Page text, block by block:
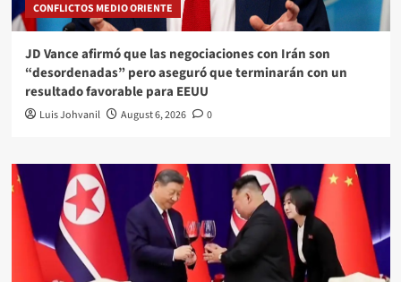
CONFLICTOS MEDIO ORIENTE
JD Vance afirmó que las negociaciones con Irán son
“desordenadas” pero aseguró que terminarán con un
resultado favorable para EEUU
Luis Johvanil August 6, 2026 0